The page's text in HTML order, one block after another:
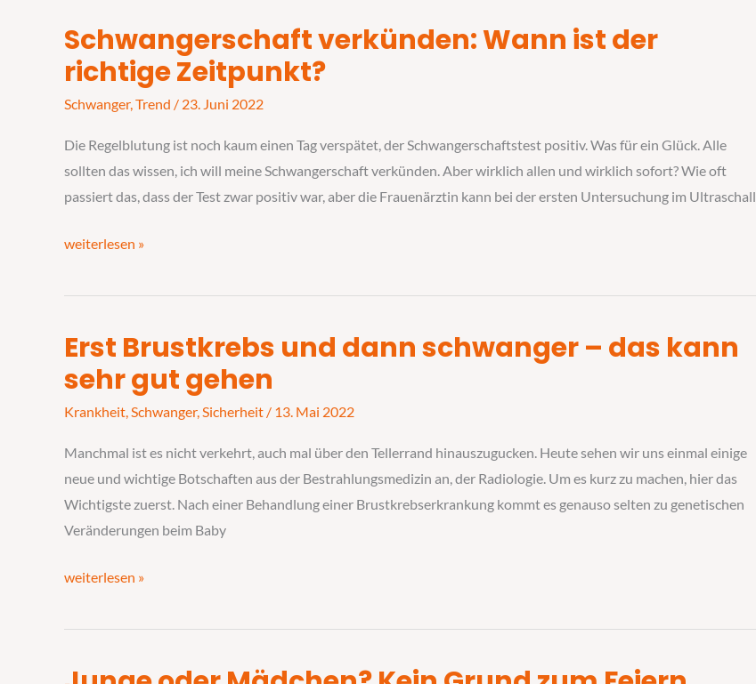
Schwangerschaft verkünden: Wann ist der
richtige Zeitpunkt?
Schwanger,Trend / 23. Juni 2022
Die Regelblutung ist noch kaum einen Tag verspätet, der Schwangerschaftstest positiv. Was für ein Glück. Alle
sollten das wissen, ich will meine Schwangerschaft verkünden. Aber wirklich allen und wirklich sofort? Wie oft
passiert das, dass der Test zwar positiv war, aber die Frauenärztin kann bei der ersten Untersuchung im Ultraschall
Schwangerschaft
verkünden:
ist
der
richtige
Zeitpunkt?
weiterlesen »
Erst Brustkrebs und dann schwanger – das kann
sehr gut gehen
Krankheit,Schwanger,Sicherheit / 13. Mai 2022
Manchmal ist es nicht verkehrt, auch mal über den Tellerrand hinauszugucken. Heute sehen wir uns einmal einige
neue und wichtige Botschaften aus der Bestrahlungsmedizin an, der Radiologie. Um es kurz zu machen, hier das
Wichtigste zuerst. Nach einer Behandlung einer Brustkrebserkrankung kommt es genauso selten zu genetischen
Veränderungen beim Baby
Erst
Brustkrebs
dann
schwanger
–
das
kann
gut
weiterlesen »
Junge